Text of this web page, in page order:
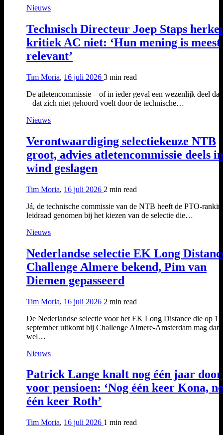
Nieuws
Technisch Directeur Joep Staps
kritiek AC niet: ‘Hun mening is meest
relevant’
Tim Moria, 16 juli 2026 3 min read
De atletencommissie – of in ieder geval een wezenlijk deel
– dat zich niet gehoord voelt door de technische…
Nieuws
Verontwaardiging selectiekeuze NTB
groot, advies atletencommissie deels in
wind geslagen
Tim Moria, 16 juli 2026 2 min read
Já, de technische commissie van de NTB heeft de PTO-
leidraad genomen bij het kiezen van de selectie die…
Nieuws
Nederlandse selectie EK Long
Challenge Almere bekend, Pim van
Diemen gepasseerd
Tim Moria, 16 juli 2026 2 min read
De Nederlandse selectie voor het EK Long Distance die op 12
september uitkomt bij Challenge Almere-Amsterdam mag dan
wel…
Nieuws
Patrick Lange knalt nog één jaar door
voor pensioen: ‘Nog één keer Kona,
één keer Roth’
Tim Moria, 16 juli 2026 1 min read